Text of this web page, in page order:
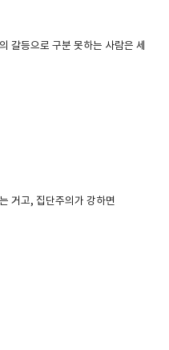
갈등으로 구분 못하는 사람은 세
거고, 집단주의가 강하면